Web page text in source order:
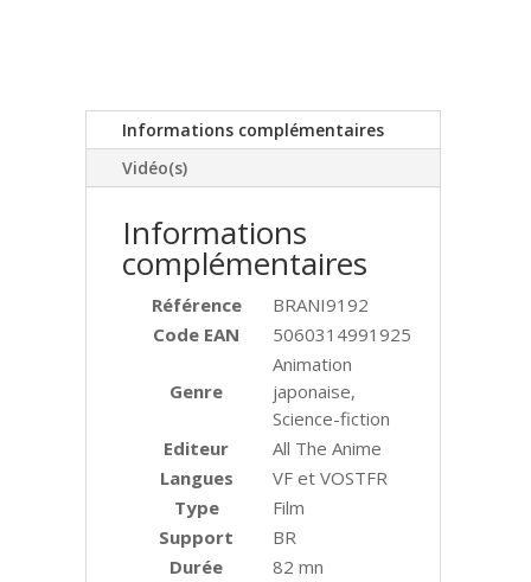
Informations complémentaires
Vidéo(s)
Informations
complémentaires
Référence
BRANI9192
Code EAN
5060314991925
Genre
Animation
japonaise,
Science-fiction
Editeur
All The Anime
Langues
VF et VOSTFR
Type
Film
Support
BR
Durée
82 mn